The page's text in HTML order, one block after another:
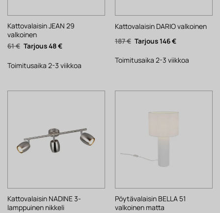
Kattovalaisin JEAN 29
valkoinen
61€ Alkuperäinen
hinta
61 €.
48€Nykyinen
48 €.
Toimitusaika 2-3 viikkoa
Kattovalaisin DARIO valkoinen
187€ Alkuperäinen
hinta
187 €.
146€Nykyinen
146 €.
Toimitusaika 2-3 viikkoa
Kattovalaisin NADINE 3-
lamppuinen nikkeli
Pöytävalaisin BELLA 51
valkoinen matta